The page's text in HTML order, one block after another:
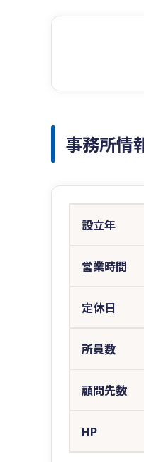
事務所情
設立年
営業時間
定休日
所員数
顧問先数
HP